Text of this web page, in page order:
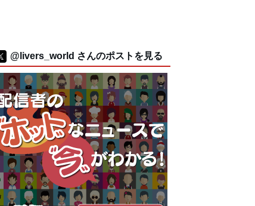
@livers_world さんのポストを見る